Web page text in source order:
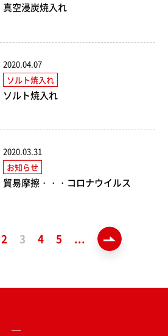
真空浸炭焼入れ
2020.04.07
ソルト焼入れ
ソルト焼入れ
2020.03.31
お知らせ
貿易摩擦・・・コロナウイルス
2 3 4 5 ... »